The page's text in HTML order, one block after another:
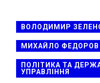
ВОЛОДИМИР
МИХАЙЛО ФЕДОРОВ
ПОЛІТИКА ТА
УПРАВЛІННЯ